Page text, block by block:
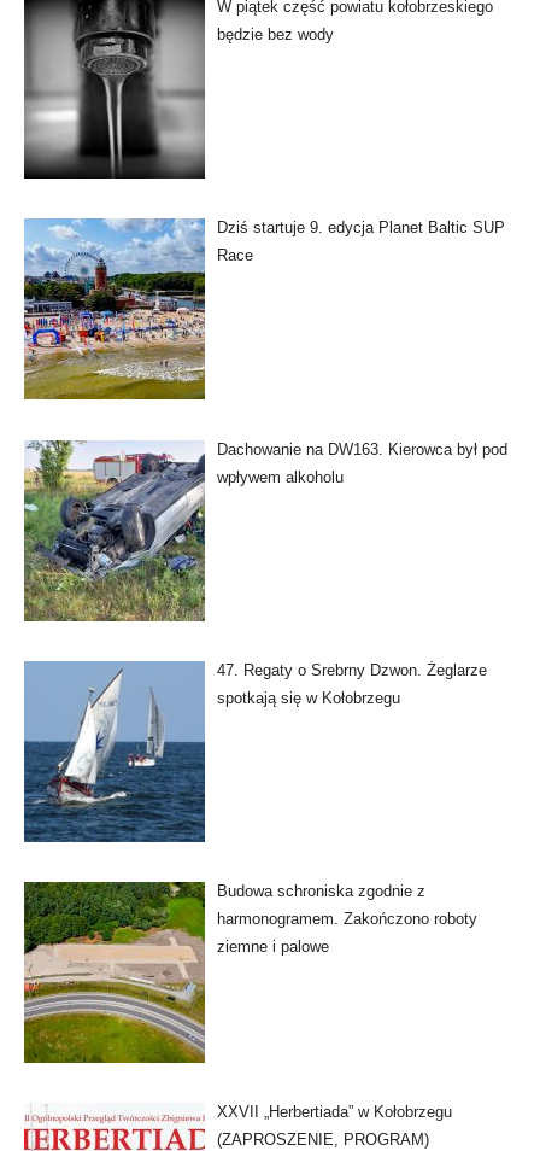
W piątek część powiatu kołobrzeskiego
będzie bez wody
Dziś startuje 9. edycja Planet Baltic SUP
Race
Dachowanie na DW163. Kierowca był pod
wpływem alkoholu
47. Regaty o Srebrny Dzwon. Żeglarze
spotkają się w Kołobrzegu
Budowa schroniska zgodnie z
harmonogramem. Zakończono roboty
ziemne i palowe
XXVII „Herbertiada” w Kołobrzegu
(ZAPROSZENIE, PROGRAM)